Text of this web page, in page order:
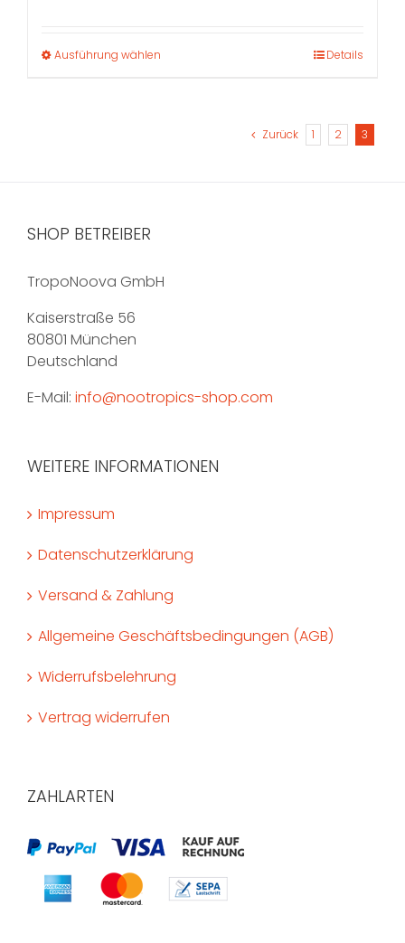
Ausführung wählen
der
Details
Zurück 1 2 3
SHOP BETREIBER
TropoNoova GmbH
Kaiserstraße 56
80801 München
Deutschland
E-Mail: info@nootropics-shop.com
WEITERE INFORMATIONEN
Impressum
Datenschutzerklärung
Versand & Zahlung
Allgemeine Geschäftsbedingungen (AGB)
Widerrufsbelehrung
Vertrag widerrufen
ZAHLARTEN